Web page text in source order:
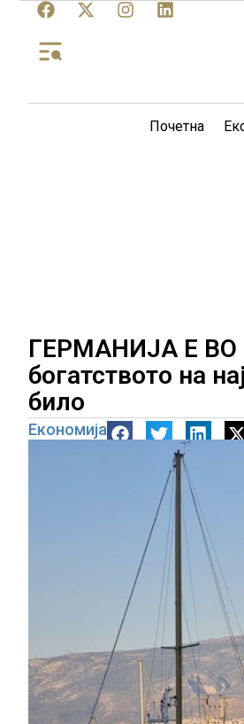
Почетна
ГЕРМАНИЈА Е
богатството на
било
Економија